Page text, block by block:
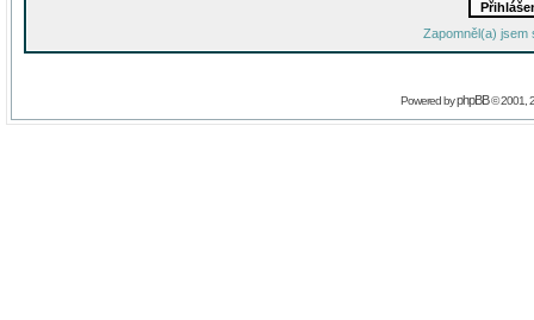
Zapomněl(a) jsem
Powered byphpBB© 2001,